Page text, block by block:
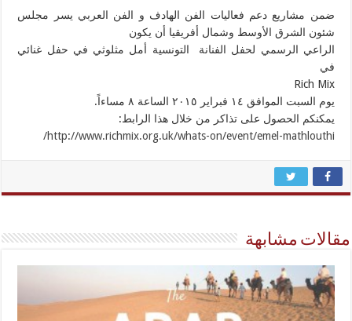
ضمن مشاريع دعم فعاليات الفن الهادف و الفن العربي يسر مجلس
شئون الشرق الأوسط وشمال أفريقيا أن يكون
الراعي الرسمي لحفل الفنانة التونسية أمل مثلوثي في حفل غنائي
في
Rich Mix
يوم السبت الموافق ١٤ فبراير ٢٠١٥ الساعة ٨ مساءاً.
يمكنكم الحصول على تذاكر من خلال هذا الرابط:
http://www.richmix.org.uk/whats-on/event/emel-mathlouthi/
مقالات مشابهة